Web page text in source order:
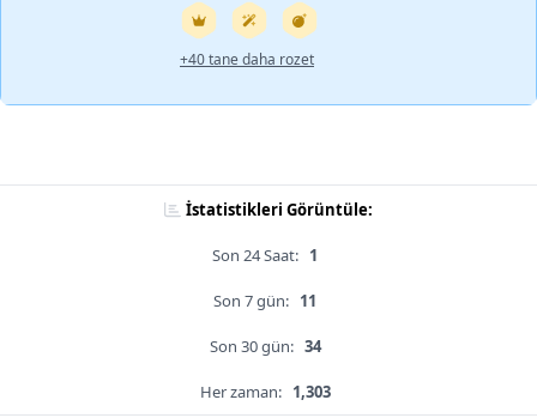
+40 tane daha rozet
İstatistikleri Görüntüle:
Son 24 Saat: 1
Son 7 gün: 11
Son 30 gün: 34
Her zaman: 1,303